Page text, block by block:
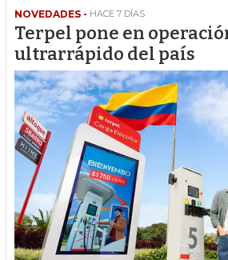
NOVEDADES - HACE 7 DÍAS
Terpel pone en
ultrarrápido del país